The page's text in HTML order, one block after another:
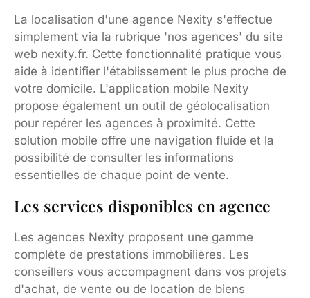
La localisation d'une agence Nexity s'effectue
simplement via la rubrique 'nos agences' du site
web nexity.fr. Cette fonctionnalité pratique vous
aide à identifier l'établissement le plus proche de
votre domicile. L'application mobile Nexity
propose également un outil de géolocalisation
pour repérer les agences à proximité. Cette
solution mobile offre une navigation fluide et la
possibilité de consulter les informations
essentielles de chaque point de vente.
Les services disponibles en agence
Les agences Nexity proposent une gamme
complète de prestations immobilières. Les
conseillers vous accompagnent dans vos projets
d'achat, de vente ou de location de biens